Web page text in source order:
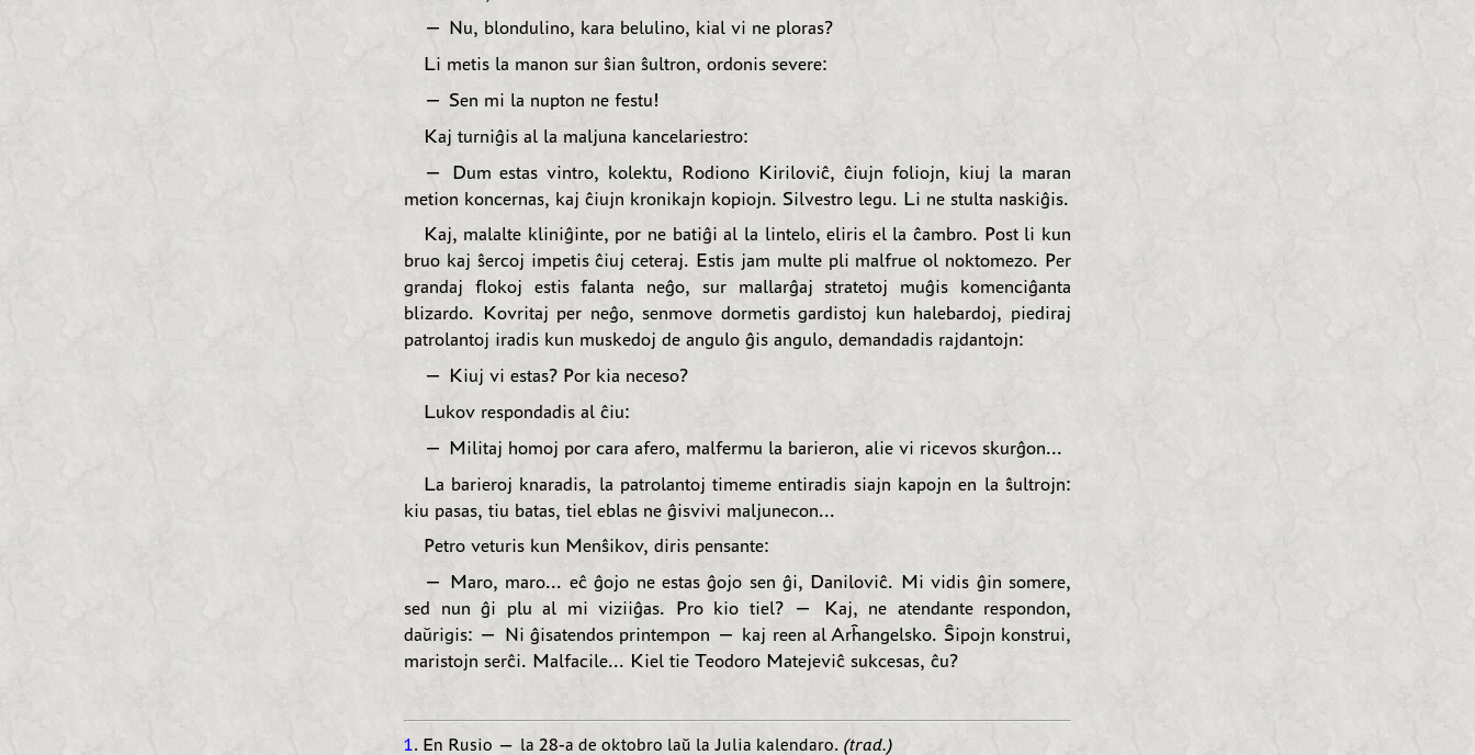
— Nu, blondulino, kara belulino, kial vi ne ploras?
Li metis la manon sur ŝian ŝultron, ordonis severe:
— Sen mi la nupton ne festu!
Kaj turniĝis al la maljuna kancelariestro:
— Dum estas vintro, kolektu, Rodiono Kiriloviĉ, ĉiujn foliojn, kiuj la maran
metion koncernas, kaj ĉiujn kronikajn kopiojn. Silvestro legu. Li ne stulta naskiĝis.
Kaj, malalte kliniĝinte, por ne batiĝi al la lintelo, eliris el la ĉambro. Post li kun
bruo kaj ŝercoj impetis ĉiuj ceteraj. Estis jam multe pli malfrue ol noktomezo. Per
grandaj flokoj estis falanta neĝo, sur mallarĝaj stratetoj muĝis komenciĝanta
blizardo. Kovritaj per neĝo, senmove dormetis gardistoj kun halebardoj, piediraj
patrolantoj iradis kun muskedoj de angulo ĝis angulo, demandadis rajdantojn:
— Kiuj vi estas? Por kia neceso?
Lukov respondadis al ĉiu:
— Militaj homoj por cara afero, malfermu la barieron, alie vi ricevos skurĝon...
La barieroj knaradis, la patrolantoj timeme entiradis siajn kapojn en la ŝultrojn:
kiu pasas, tiu batas, tiel eblas ne ĝisvivi maljunecon...
Petro veturis kun Menŝikov, diris pensante:
— Maro, maro... eĉ ĝojo ne estas ĝojo sen ĝi, Daniloviĉ. Mi vidis ĝin somere,
sed nun ĝi plu al mi viziiĝas. Pro kio tiel? — Kaj, ne atendante respondon,
daŭrigis: — Ni ĝisatendos printempon — kaj reen al Arĥangelsko. Ŝipojn konstrui,
maristojn serĉi. Malfacile... Kiel tie Teodoro Matejeviĉ sukcesas, ĉu?
1. En Rusio — la 28-a de oktobro laŭ la Julia kalendaro. (trad.)